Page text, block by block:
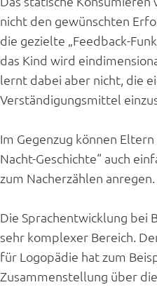
nicht den gewünschten
die gezielte „Feedback-
das Kind wird
lernt dabei aber nicht, die
Verständigungsmittel
Im Gegenzug können
Nacht-Geschichte“ auch
zum Nacherzählen anregen.
Die Sprachentwicklung bei
sehr komplexer Bereich.
für Logopädie hat zum
Zusammenstellung über